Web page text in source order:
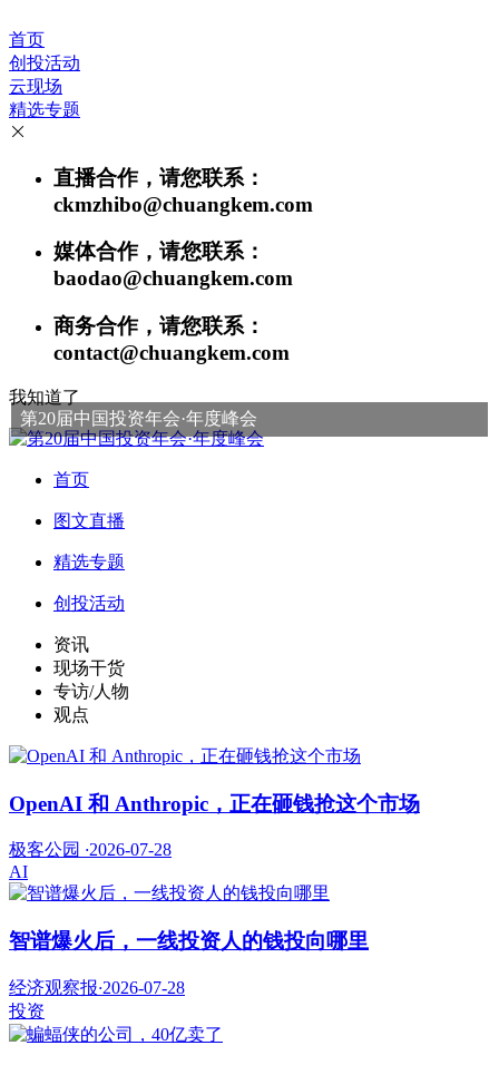
首页
创投活动
云现场
精选专题
直播合作，请您联系：
ckmzhibo@chuangkem.com
媒体合作，请您联系：
baodao@chuangkem.com
商务合作，请您联系：
contact@chuangkem.com
我知道了
第20届中国投资年会·年度峰会
首页
图文直播
精选专题
创投活动
资讯
现场干货
专访/人物
观点
OpenAI 和 Anthropic，正在砸钱抢这个市场
极客公园 ·2026-07-28
AI
智谱爆火后，一线投资人的钱投向哪里
经济观察报·2026-07-28
投资